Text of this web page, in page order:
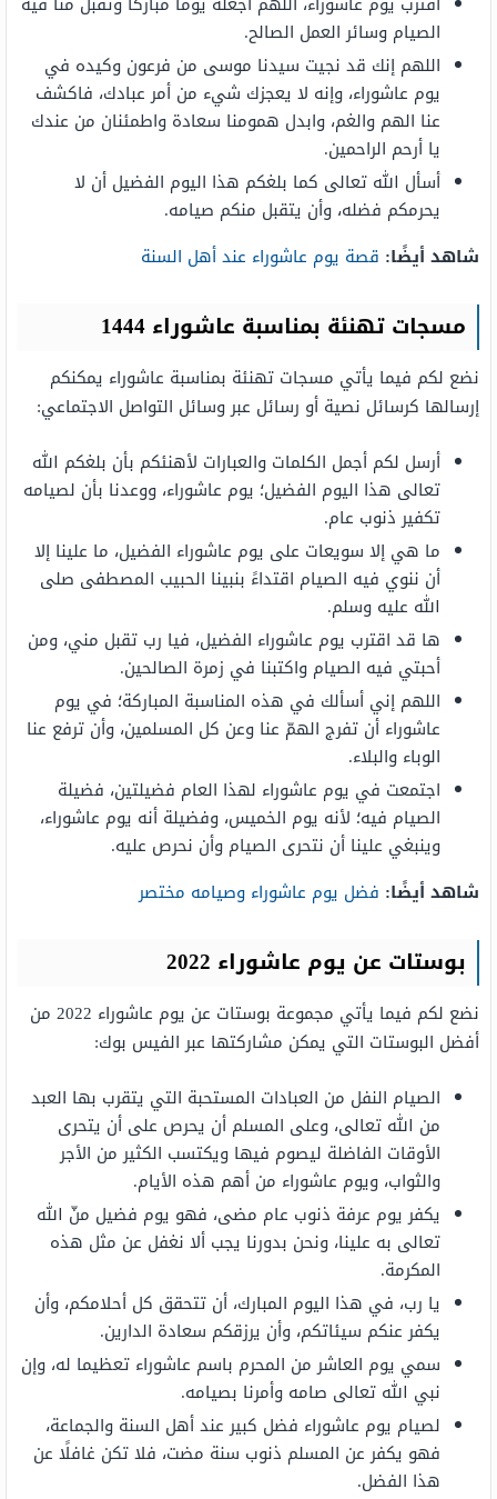
الصيام وسائر العمل الصالح.
اللهم إنك قد نجيت سيدنا موسى من فرعون وكيده في
يوم عاشوراء، وإنه لا يعجزك شيء من أمر عبادك، فاكشف
عنا الهم والغم، وابدل همومنا سعادة واطمئنان من عندك
يا أرحم الراحمين.
أسأل الله تعالى كما بلغكم هذا اليوم الفضيل أن لا
يحرمكم فضله، وأن يتقبل منكم صيامه.
شاهد أيضًا: قصة يوم عاشوراء عند أهل السنة
مسجات تهنئة بمناسبة عاشوراء 1444
نضع لكم فيما يأتي مسجات تهنئة بمناسبة عاشوراء يمكنكم
إرسالها كرسائل نصية أو رسائل عبر وسائل التواصل الاجتماعي:
أرسل لكم أجمل الكلمات والعبارات لأهنئكم بأن بلغكم الله
تعالى هذا اليوم الفضيل؛ يوم عاشوراء، ووعدنا بأن لصيامه
تكفير ذنوب عام.
ما هي إلا سويعات على يوم عاشوراء الفضيل، ما علينا إلا
أن ننوي فيه الصيام اقتداءً بنبينا الحبيب المصطفى صلى
الله عليه وسلم.
ها قد اقترب يوم عاشوراء الفضيل، فيا رب تقبل مني، ومن
أحبتي فيه الصيام واكتبنا في زمرة الصالحين.
اللهم إني أسألك في هذه المناسبة المباركة؛ في يوم
عاشوراء أن تفرج الهمّ عنا وعن كل المسلمين، وأن ترفع عنا
الوباء والبلاء.
اجتمعت في يوم عاشوراء لهذا العام فضيلتين، فضيلة
الصيام فيه؛ لأنه يوم الخميس، وفضيلة أنه يوم عاشوراء،
وينبغي علينا أن نتحرى الصيام وأن نحرص عليه.
شاهد أيضًا: فضل يوم عاشوراء وصيامه مختصر
بوستات عن يوم عاشوراء 2022
نضع لكم فيما يأتي مجموعة بوستات عن يوم عاشوراء 2022 من
أفضل البوستات التي يمكن مشاركتها عبر الفيس بوك:
الصيام النفل من العبادات المستحبة التي يتقرب بها العبد
من الله تعالى، وعلى المسلم أن يحرص على أن يتحرى
الأوقات الفاضلة ليصوم فيها ويكتسب الكثير من الأجر
والثواب، ويوم عاشوراء من أهم هذه الأيام.
يكفر يوم عرفة ذنوب عام مضى، فهو يوم فضيل منّ الله
تعالى به علينا، ونحن بدورنا يجب ألا نغفل عن مثل هذه
المكرمة.
يا رب، في هذا اليوم المبارك، أن تتحقق كل أحلامكم، وأن
يكفر عنكم سيئاتكم، وأن يرزقكم سعادة الدارين.
سمي يوم العاشر من المحرم باسم عاشوراء تعظيما له، وإن
نبي الله تعالى صامه وأمرنا بصيامه.
لصيام يوم عاشوراء فضل كبير عند أهل السنة والجماعة،
فهو يكفر عن المسلم ذنوب سنة مضت، فلا تكن غافلًا عن
هذا الفضل.